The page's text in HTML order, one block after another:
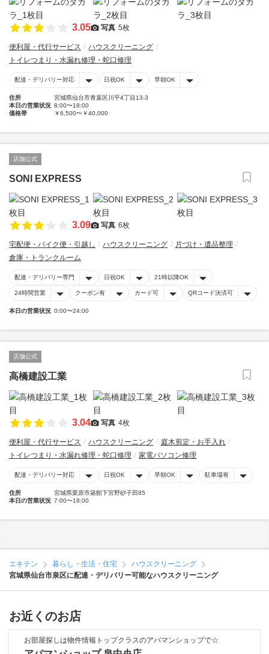
3.05 写真 5枚
便利屋・代行サービス
ハウスクリーニング
トイレつまり・水漏れ修理・蛇口修理
配達・デリバリー対応 日祝OK 早朝OK
住所
宮城県仙台市青葉区川平4丁目13-3
本日の営業状況 8:00〜18:00
価格帯
￥6,500〜￥40,000
店舗公式
SONI EXPRESS
3.09 写真 6枚
宅配便・バイク便・引越し ハウスクリーニング
片づけ・遺品整理
倉庫・トランクルーム
配達・デリバリー専門 日祝OK 21時以降OK
24時間営業 クーポン有 カード可 QRコード決済可
本日の営業状況 0:00〜24:00
店舗公式
高橋建設工業
3.04 写真 4枚
便利屋・代行サービス ハウスクリーニング
庭木剪定・お手入れ
トイレつまり・水漏れ修理・蛇口修理
家電パソコン修理
配達・デリバリー対応 日祝OK 早朝OK 駐車場有
住所
宮城県栗原市築館下宮野砂子田85
本日の営業状況 7:00〜18:00
エキテン 暮らし・生活・住宅
ハウスクリーニング
宮城県仙台市泉区に配達・デリバリー可能なハウスクリーニング
お近くのお店
お部屋探しは物件情報トップクラスのアパマンショップで☆